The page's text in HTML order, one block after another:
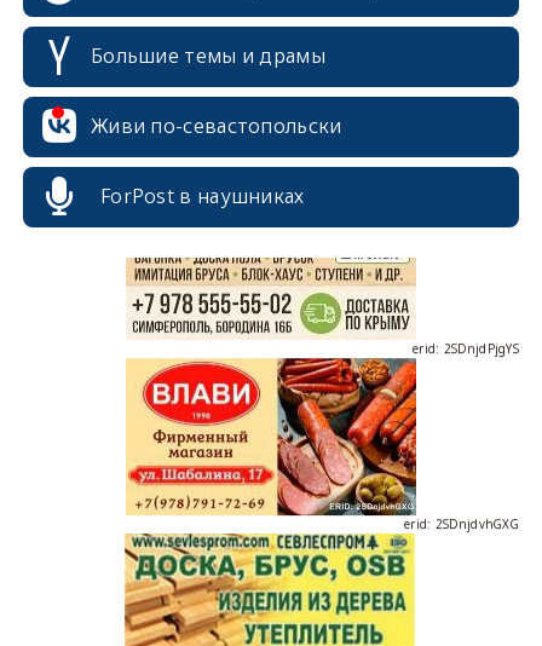
Большие темы и драмы
Живи по-севастопольски
ForPost в наушниках
erid: 2SDnjcrDNw6
erid: 2SDnjdvhGXG